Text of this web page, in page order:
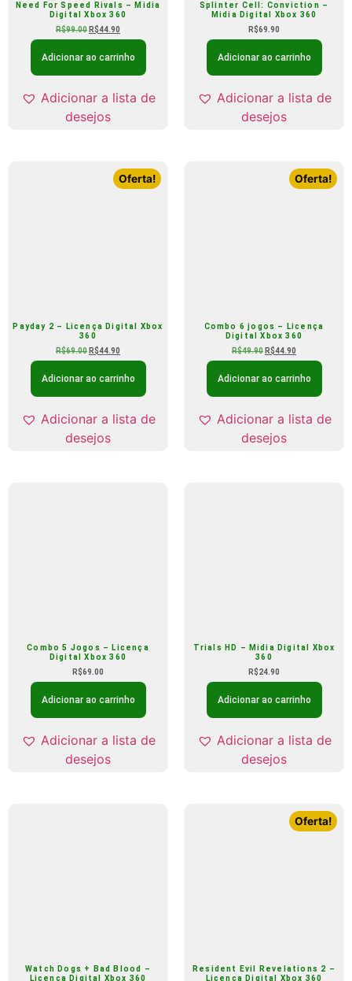
Need For Speed Rivals – Midia
Digital Xbox 360
R$99.00 R$44.90
Adicionar ao carrinho
Adicionar a lista de
desejos
Splinter Cell: Conviction –
Midia Digital Xbox 360
R$69.90
Adicionar ao carrinho
Adicionar a lista de
desejos
Oferta!
Payday 2 – Licença Digital Xbox
360
R$69.00 R$44.90
Adicionar ao carrinho
Adicionar a lista de
desejos
Oferta!
Combo 6 jogos – Licença
Digital Xbox 360
R$49.90 R$44.90
Adicionar ao carrinho
Adicionar a lista de
desejos
Combo 5 Jogos – Licença
Digital Xbox 360
R$69.00
Adicionar ao carrinho
Adicionar a lista de
desejos
Trials HD – Midia Digital Xbox
360
R$24.90
Adicionar ao carrinho
Adicionar a lista de
desejos
Watch Dogs + Bad Blood –
Licença Digital Xbox 360
Oferta!
Resident Evil Revelations 2 –
Licença Digital Xbox 360